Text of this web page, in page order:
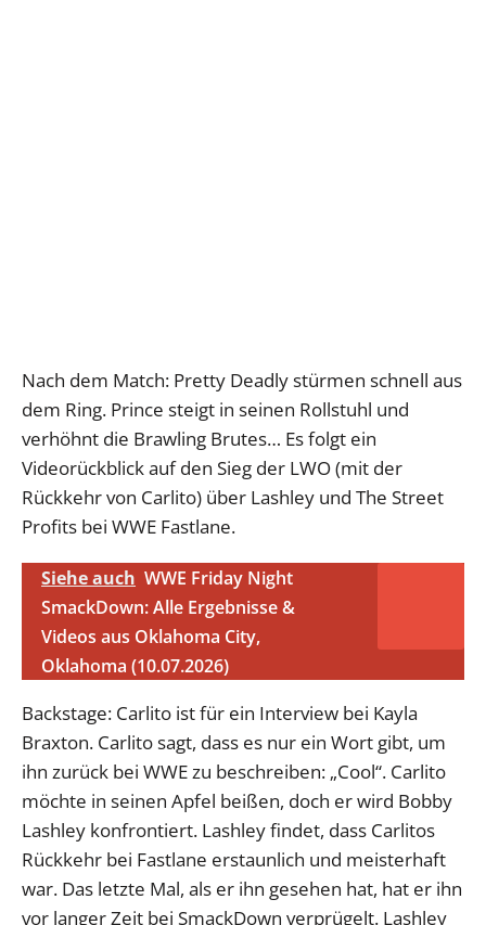
Nach dem Match: Pretty Deadly stürmen schnell aus
dem Ring. Prince steigt in seinen Rollstuhl und
verhöhnt die Brawling Brutes… Es folgt ein
Videorückblick auf den Sieg der LWO (mit der
Rückkehr von Carlito) über Lashley und The Street
Profits bei WWE Fastlane.
Siehe auch WWE Friday Night
SmackDown: Alle Ergebnisse &
Videos aus Oklahoma City,
Oklahoma (10.07.2026)
Backstage: Carlito ist für ein Interview bei Kayla
Braxton. Carlito sagt, dass es nur ein Wort gibt, um
ihn zurück bei WWE zu beschreiben: „Cool“. Carlito
möchte in seinen Apfel beißen, doch er wird Bobby
Lashley konfrontiert. Lashley findet, dass Carlitos
Rückkehr bei Fastlane erstaunlich und meisterhaft
war. Das letzte Mal, als er ihn gesehen hat, hat er ihn
vor langer Zeit bei SmackDown verprügelt. Lashley